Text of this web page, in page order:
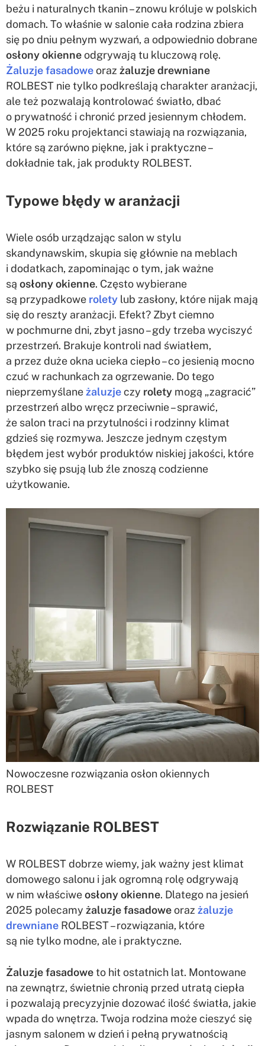
beżu i naturalnych tkanin – znowu króluje w polskich
domach. To właśnie w salonie cała rodzina zbiera
się po dniu pełnym wyzwań, a odpowiednio dobrane
osłony okienneodgrywają tu kluczową rolę.
Żaluzje fasadoweoraz żaluzje drewniane
ROLBEST nie tylko podkreślają charakter aranżacji,
ale też pozwalają kontrolować światło, dbać
o prywatność i chronić przed jesiennym chłodem.
W 2025 roku projektanci stawiają na rozwiązania,
które są zarówno piękne, jak i praktyczne –
dokładnie tak, jak produkty ROLBEST.
Typowe błędy w aranżacji
Wiele osób urządzając salon w stylu
skandynawskim, skupia się głównie na meblach
i dodatkach, zapominając o tym, jak ważne
są osłony okienne. Często wybierane
są przypadkowe rolety lub zasłony, które nijak mają
się do reszty aranżacji. Efekt? Zbyt ciemno
w pochmurne dni, zbyt jasno – gdy trzeba wyciszyć
przestrzeń. Brakuje kontroli nad światłem,
a przez duże okna ucieka ciepło – co jesienią mocno
czuć w rachunkach za ogrzewanie. Do tego
nieprzemyślaneżaluzjeczy rolety mogą „zagracić”
przestrzeń albo wręcz przeciwnie – sprawić,
że salon traci na przytulności i rodzinny klimat
gdzieś się rozmywa. Jeszcze jednym częstym
błędem jest wybór produktów niskiej jakości, które
szybko się psują lub źle znoszą codzienne
użytkowanie.
Nowoczesne rozwiązania osłon okiennych
ROLBEST
Rozwiązanie ROLBEST
W ROLBEST dobrze wiemy, jak ważny jest klimat
domowego salonu i jak ogromną rolę odgrywają
w nim właściweosłony okienne. Dlatego na jesień
2025 polecamy żaluzje fasadoweoraz żaluzje
drewniane ROLBEST – rozwiązania, które
są nie tylko modne, ale i praktyczne.
Żaluzje fasadoweto hit ostatnich lat. Montowane
na zewnątrz, świetnie chronią przed utratą ciepła
i pozwalają precyzyjnie dozować ilość światła, jakie
wpada do wnętrza. Twoja rodzina może cieszyć się
jasnym salonem w dzień i pełną prywatnością